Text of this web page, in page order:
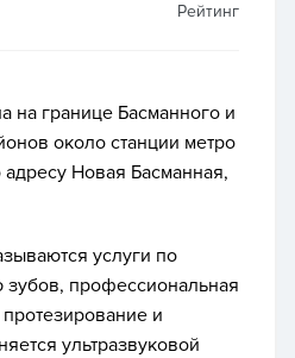
Рейтинг
на границе Басманного и
около станции метро
Новая Басманная,
услуги по
профессиональная
протезирование и
ультразвуковой